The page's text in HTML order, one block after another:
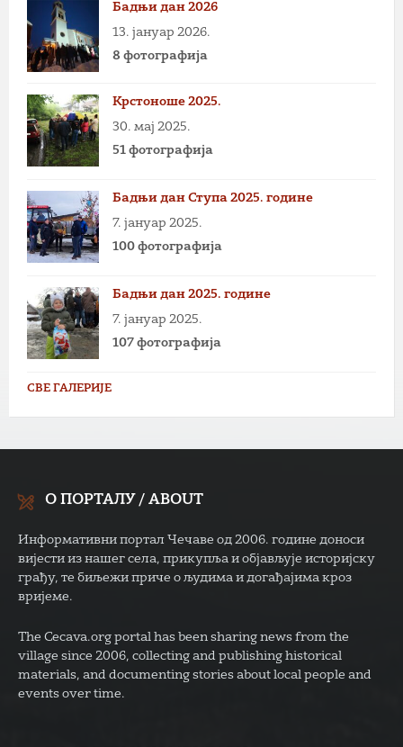
Бадњи дан 2026
13. јануар 2026.
8 фотографија
Крстоноше 2025.
30. мај 2025.
51 фотографија
Бадњи дан Ступа 2025. године
7. јануар 2025.
100 фотографија
Бадњи дан 2025. године
7. јануар 2025.
107 фотографија
СВЕ ГАЛЕРИЈЕ
О ПОРТАЛУ / ABOUT
Информативни портал Чечаве од 2006. године доноси
вијести из нашег села, прикупља и објављује историјску
грађу, те биљежи приче о људима и догађајима кроз
вријеме.
The Cecava.org portal has been sharing news from the
village since 2006, collecting and publishing historical
materials, and documenting stories about local people and
events over time.